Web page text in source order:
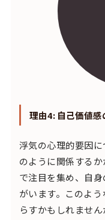
理由4: 自己価値感
浮気の心理的要因
のように関係する
で注目を集め、自
がいます。このよ
らすかもしれませ